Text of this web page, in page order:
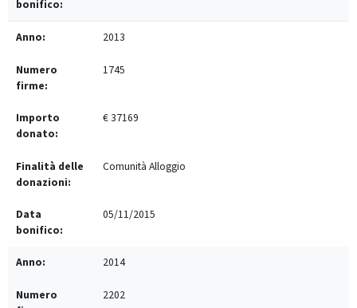
2013
1745
€ 37169
Comunità Alloggio
05/11/2015
2014
2202